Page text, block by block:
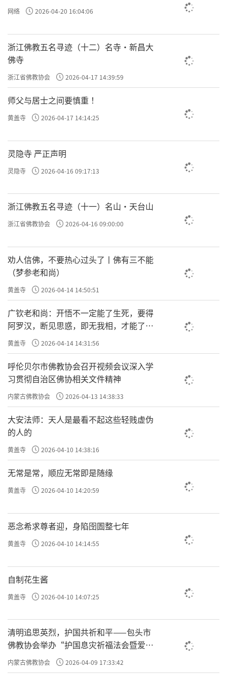
网络 2026-04-20 16:04:06
浙江佛教五名寻迹（十二）名寺·新昌大
佛寺
浙江省佛教协会 2026-04-17 14:39:59
师父与居士之间要慎重 ！
黄盖寺 2026-04-17 14:14:25
灵隐寺 严正声明
灵隐寺 2026-04-16 09:17:13
浙江佛教五名寻迹（十一）名山·天台山
浙江省佛教协会 2026-04-16 09:00:00
劝人信佛，不要热心过头了丨佛有三不能
（梦参老和尚）
黄盖寺 2026-04-14 14:50:51
广钦老和尚：开悟不一定能了生死，要得
阿罗汉，断见思惑，即无我相，才能了生
死
黄盖寺 2026-04-14 14:31:56
呼伦贝尔市佛教协会召开视频会议深入学
习贯彻自治区佛协相关文件精神
内蒙古佛教协会 2026-04-13 14:38:33
大安法师：天人是最看不起这些轻贱虚伪
的人的
黄盖寺 2026-04-10 14:38:16
无常是常，顺应无常即是随缘
黄盖寺 2026-04-10 14:20:59
恶念希求尊者迎，身陷囹圄整七年
黄盖寺 2026-04-10 14:14:55
自制花生酱
黄盖寺 2026-04-10 14:07:25
清明追思英烈，护国共祈和平——包头市
佛教协会举办“护国息灾祈福法会暨爱国
主义电影观影活动”
内蒙古佛教协会 2026-04-09 17:33:42